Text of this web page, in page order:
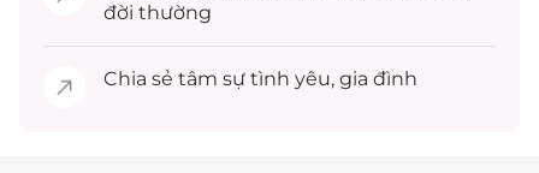
đời thường
Chia sẻ tâm sự tình yêu, gia đình